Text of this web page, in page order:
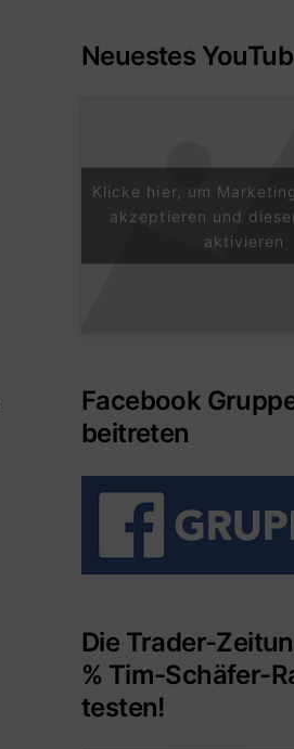
Neuestes
Klicke hier, um
akzeptieren und
aktivieren
Facebook
beitreten
Die Trader-
% Tim-Schäfer-
testen!